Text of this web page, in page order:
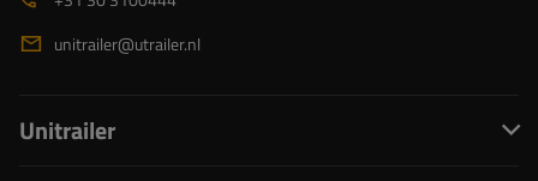
unitrailer@utrailer.nl
Unitrailer